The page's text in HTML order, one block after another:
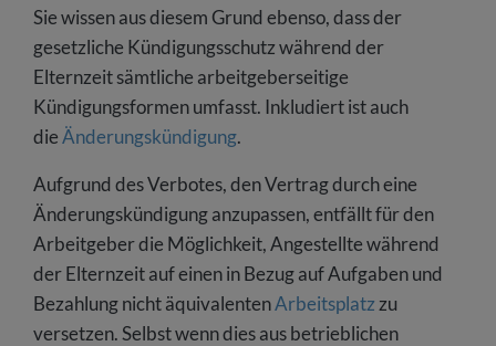
Sie wissen aus diesem Grund ebenso, dass der
gesetzliche Kündigungsschutz während der
Elternzeit sämtliche arbeitgeberseitige
Kündigungsformen umfasst. Inkludiert ist auch
dieÄnderungskündigung.
Aufgrund des Verbotes, den Vertrag durch eine
Änderungskündigung anzupassen, entfällt für den
Arbeitgeber die Möglichkeit, Angestellte während
der Elternzeit auf einen in Bezug auf Aufgaben und
Bezahlung nicht äquivalentenArbeitsplatz zu
versetzen. Selbst wenn dies aus betrieblichen